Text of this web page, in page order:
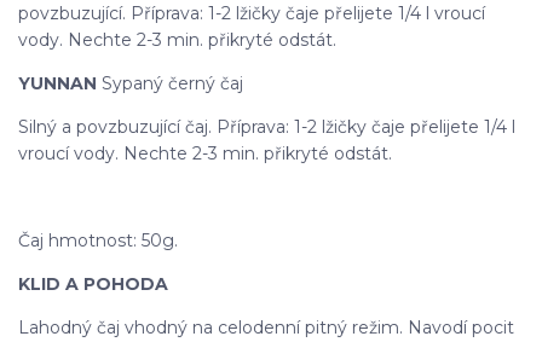
povzbuzující. Příprava: 1-2 lžičky čaje přelijete 1/4 l vroucí
vody. Nechte 2-3 min. přikryté odstát.
YUNNAN Sypaný černý čaj
Silný a povzbuzující čaj. Příprava: 1-2 lžičky čaje přelijete 1/4 l
vroucí vody. Nechte 2-3 min. přikryté odstát.
Čaj hmotnost: 50g.
KLID A POHODA
Lahodný čaj vhodný na celodenní pitný režim. Navodí pocit